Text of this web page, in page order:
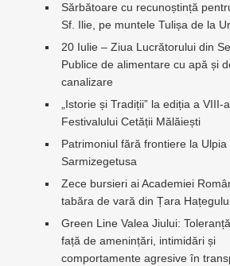
Sărbătoare cu recunoștință
Sf. Ilie, pe muntele Tulișa de la
20 Iulie – Ziua Lucrătorului din
Publice de alimentare cu apă și
canalizare
„Istorie și Tradiții” la ediția a VIII-
Festivalului Cetății Mălăiești
Patrimoniul fără frontiere la Ulpia
Sarmizegetusa
Zece bursieri ai Academiei
tabăra de vară din Țara
Green Line Valea Jiului:
față de amenințări, intimidări și
comportamente agresive în